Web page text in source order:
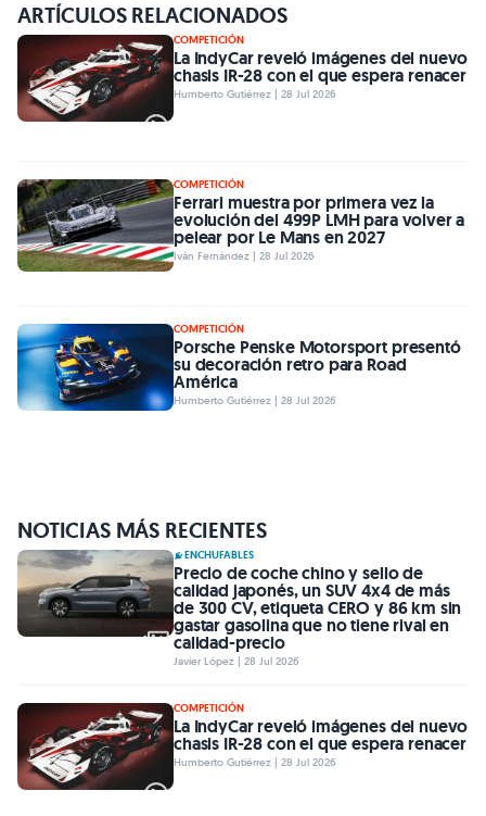
ARTÍCULOS RELACIONADOS
COMPETICIÓN
La IndyCar reveló imágenes del nuevo
chasis IR-28 con el que espera renacer
Humberto Gutiérrez | 28 Jul 2026
COMPETICIÓN
Ferrari muestra por primera vez la
evolución del 499P LMH para volver a
pelear por Le Mans en 2027
Iván Fernández | 28 Jul 2026
COMPETICIÓN
Porsche Penske Motorsport presentó
su decoración retro para Road
América
Humberto Gutiérrez | 28 Jul 2026
NOTICIAS MÁS RECIENTES
ENCHUFABLES
Precio de coche chino y sello de
calidad japonés, un SUV 4x4 de más
de 300 CV, etiqueta CERO y 86 km sin
gastar gasolina que no tiene rival en
calidad-precio
Javier López | 28 Jul 2026
COMPETICIÓN
La IndyCar reveló imágenes del nuevo
chasis IR-28 con el que espera renacer
Humberto Gutiérrez | 28 Jul 2026